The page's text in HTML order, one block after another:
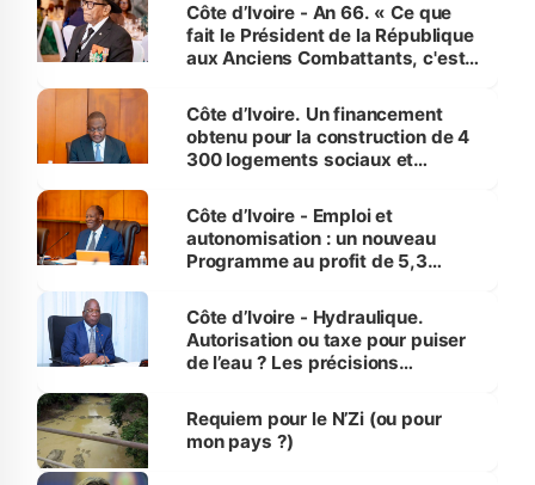
Côte d’Ivoire - An 66. « Ce que
fait le Président de la République
aux Anciens Combattants, c'est
Côte d’Ivoire. Un financement
obtenu pour la construction de 4
300 logements sociaux et
et Yamoussoukro
Côte d’Ivoire - Emploi et
autonomisation : un nouveau
Programme au profit de 5,3
Côte d’Ivoire - Hydraulique.
Autorisation ou taxe pour puiser
de l’eau ? Les précisions
Requiem pour le N’Zi (ou pour
mon pays ?)